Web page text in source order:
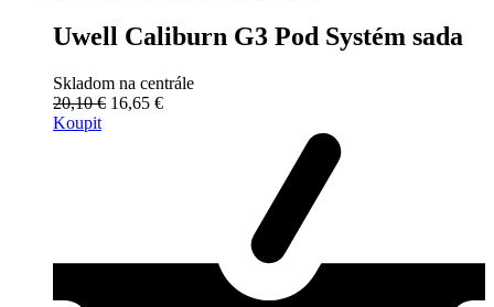
Uwell Caliburn G3 Pod Systém sada
Skladom na centrále
20,10 € 16,65 €
Koupit